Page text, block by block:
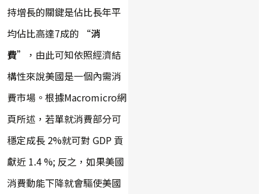
持增長的關鍵是佔比長年平
均佔比高達7成的 “消
費”，由此可知依照經濟結
構性來說美國是一個內需消
費市場。根據Macromicro網
頁所述，若單就消費部分可
穩定成長 2%就可對 GDP 貢
獻近 1.4 %; 反之，如果美國
消費動能下降就會驅使美國